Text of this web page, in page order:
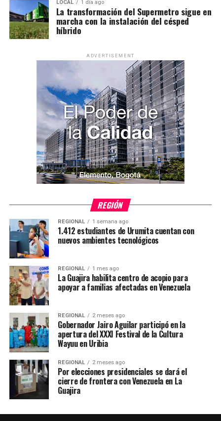
LOCAL 1 día ago
La transformación del Supermetro sigue en
marcha con la instalación del césped
híbrido
ADVERTISEMENT
REGIÓN
REGIONAL 1 semana ago
1.412 estudiantes de Urumita cuentan con
nuevos ambientes tecnológicos
REGIONAL 1 mes ago
La Guajira habilita centro de acopio para
apoyar a familias afectadas en Venezuela
REGIONAL 2 meses ago
Gobernador Jairo Aguilar participó en la
apertura del XXXI Festival de la Cultura
Wayuu en Uribia
REGIONAL 2 meses ago
Por elecciones presidenciales se dará el
cierre de frontera con Venezuela en La
Guajira